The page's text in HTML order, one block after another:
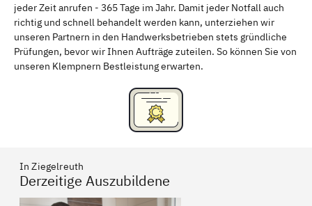
Freising Rudelsdorf, Mittelfranken
jeder Zeit anrufen - 365 Tage im Jahr. Damit jeder Notfall auch
richtig und schnell behandelt werden kann, unterziehen wir
unseren Partnern in den Handwerksbetrieben stets gründliche
Prüfungen, bevor wir Ihnen Aufträge zuteilen. So können Sie von
unseren Klempnern Bestleistung erwarten.
In Ziegelreuth
Derzeitige Auszubildene